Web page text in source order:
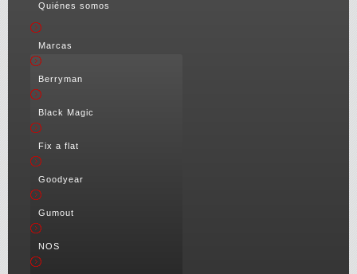
Quiénes somos
Marcas
Berryman
Black Magic
Fix a flat
Goodyear
Gumout
NOS